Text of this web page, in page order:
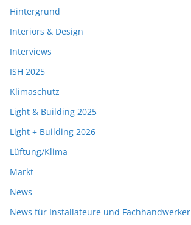
Hintergrund
Interiors & Design
Interviews
ISH 2025
Klimaschutz
Light & Building 2025
Light + Building 2026
Lüftung/Klima
Markt
News
News für Installateure und Fachhandwerker